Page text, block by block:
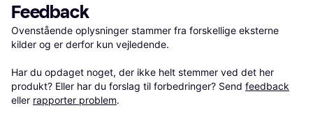
Feedback
Ovenstående oplysninger stammer fra forskellige eksterne
kilder og er derfor kun vejledende.
Har du opdaget noget, der ikke helt stemmer ved det her
produkt? Eller har du forslag til forbedringer? Send feedback
eller rapporter problem.